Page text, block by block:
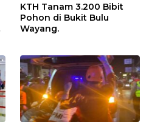
KTH Tanam 3.200 Bibit
Pohon di Bukit Bulu
Wayang.